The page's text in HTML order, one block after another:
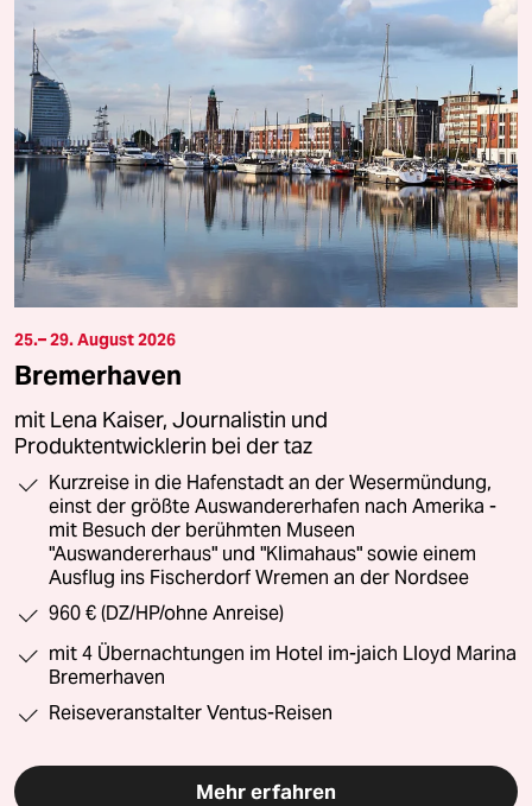
25.– 29. August 2026
Bremerhaven
mit Lena Kaiser, Journalistin und
Produktentwicklerin bei der taz
Kurzreise in die Hafenstadt an der Wesermündung,
einst der größte Auswandererhafen nach Amerika -
mit Besuch der berühmten Museen
"Auswandererhaus" und "Klimahaus" sowie einem
Ausflug ins Fischerdorf Wremen an der Nordsee
960 € (DZ/HP/ohne Anreise)
mit 4 Übernachtungen im Hotel im-jaich Lloyd Marina
Bremerhaven
Reiseveranstalter Ventus-Reisen
Mehr erfahren